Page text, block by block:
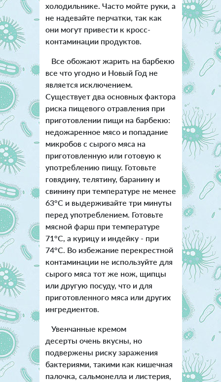
холодильнике. Часто мойте руки, а
не надевайте перчатки, так как
они могут привести к кросс-
контаминации продуктов.
Все обожают жарить на барбекю
все что угодно и Новый Год не
является исключением.
Существует два основных фактора
риска пищевого отравления при
приготовлении пищи на барбекю:
недожаренное мясо и попадание
микробов с сырого мяса на
приготовленную или готовую к
употреблению пищу. Готовьте
говядину, телятину, баранину и
свинину при температуре не менее
63°C и выдерживайте три минуты
перед употреблением. Готовьте
мясной фарш при температуре
71°C, а курицу и индейку - при
74°C. Во избежание перекрестной
контаминации не используйте для
сырого мяса тот же нож, щипцы
или другую посуду, что и для
приготовленного мяса или других
ингредиентов.
Увенчанные кремом
десерты очень вкусны, но
подвержены риску заражения
бактериями, такими как кишечная
палочка, сальмонелла и листерия,